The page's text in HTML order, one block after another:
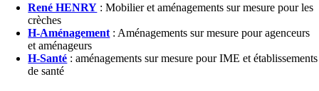
René HENRY : Mobilier et aménagements sur mesure pour les
crèches
H-Aménagement : Aménagements sur mesure pour agenceurs
et aménageurs
H-Santé : aménagements sur mesure pour IME et établissements
de santé